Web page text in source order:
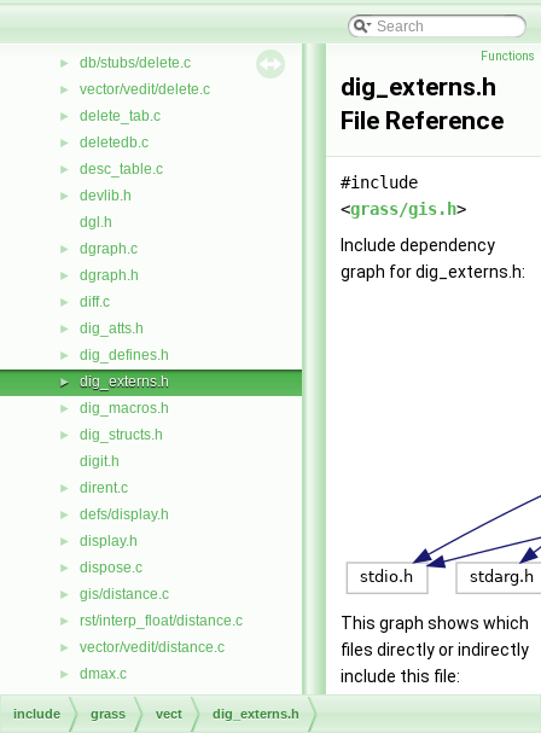
► defaults.c
► db/stubs/delete.c
► vector/vedit/delete.c
► delete_tab.c
► deletedb.c
► desc_table.c
►
devlib.h
dgl.h
► dgraph.c
► dgraph.h
► diff.c
► dig_atts.h
► dig_defines.h
► dig_externs.h
► dig_macros.h
►
dig_structs.h
digit.h
► dirent.c
► defs/display.h
► display.h
► dispose.c
► gis/distance.c
► rst/interp_float/distance.c
► vector/vedit/distance.c
► dmax.c
► dmaxe.c
► do_copy.c
Functions
dig_externs.h
File Reference
#include
<grass/gis.h>
Include dependency
graph for dig_externs.h:
This graph shows which
files directly or indirectly
include this file:
include grass vect dig_externs.h